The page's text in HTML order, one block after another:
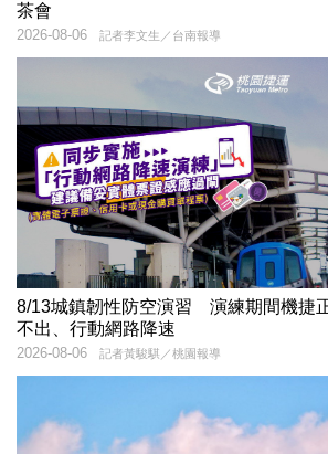
茶會
記者李文生／台南報導
2026-08-06
8/13城鎮韌性防空演習 演練期間機捷
不出、行動網路降速
記者黃駿騏／桃園報導
2026-08-06